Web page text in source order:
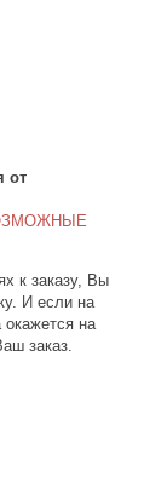
от
к заказу, Вы
И если на
окажется на
заказ.